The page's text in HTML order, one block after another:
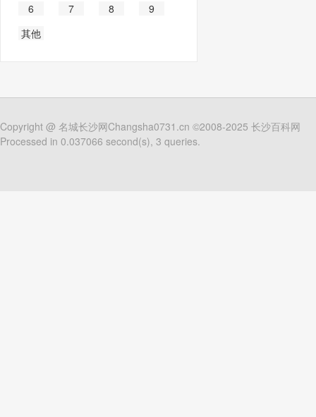
6
7 8
9
其他
Copyright @ 名城长沙网Changsha0731.cn ©2008-2025 长沙百科网
Processed in 0.037066 second(s), 3 queries.